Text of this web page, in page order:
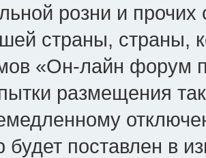
розни и
страны, страны,
«Он-лайн форум
размещения
будет поставлен в